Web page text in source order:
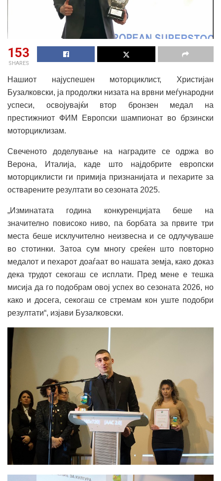
153
SHARES
Нашиот најуспешен моторциклист, Христијан
Бузалковски, ја продолжи низата на врвни меѓународни
успеси, освојувајќи втор бронзен медал на
престижниот ФИМ Европски шампионат во брзински
моторциклизам.
Свеченото доделување на наградите се одржа во
Верона, Италија, каде што најдобрите европски
моторциклисти ги примија признанијата и пехарите за
остварените резултати во сезоната 2025.
„Изминатата година конкуренцијата беше на
значително повисоко ниво, па борбата за првите три
места беше исклучително неизвесна и се одлучуваше
во стотинки. Затоа сум многу среќен што повторно
медалот и пехарот доаѓаат во нашата земја, како доказ
дека трудот секогаш се исплати. Пред мене е тешка
мисија да го подобрам овој успех во сезоната 2026, но
како и досега, секогаш се стремам кон уште подобри
резултати“, изјави Бузалковски.